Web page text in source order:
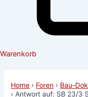
Warenkorb
Home › Foren › Bau-
› Antwort auf: SB 23/3